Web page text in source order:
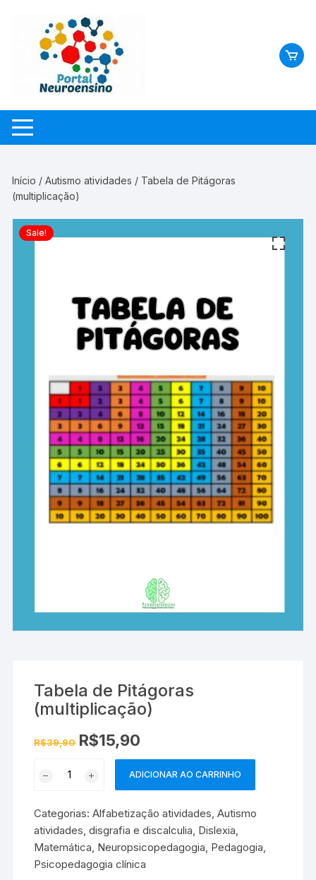
Início /Autismo atividades / Tabela de Pitágoras
(multiplicação)
Sale!
Tabela de Pitágoras
(multiplicação)
R$39,90 O
preço
R$39,90.
R$15,90
atual
é:
R$15,90.
(multiplicação)
quantidade
ADICIONAR AO CARRINHO
Categorias:Alfabetização atividades ,Autismo
atividades ,disgrafia e discalculia Dislexia
Matemática Neuropsicopedagogia Pedagogia
Psicopedagogia clínica